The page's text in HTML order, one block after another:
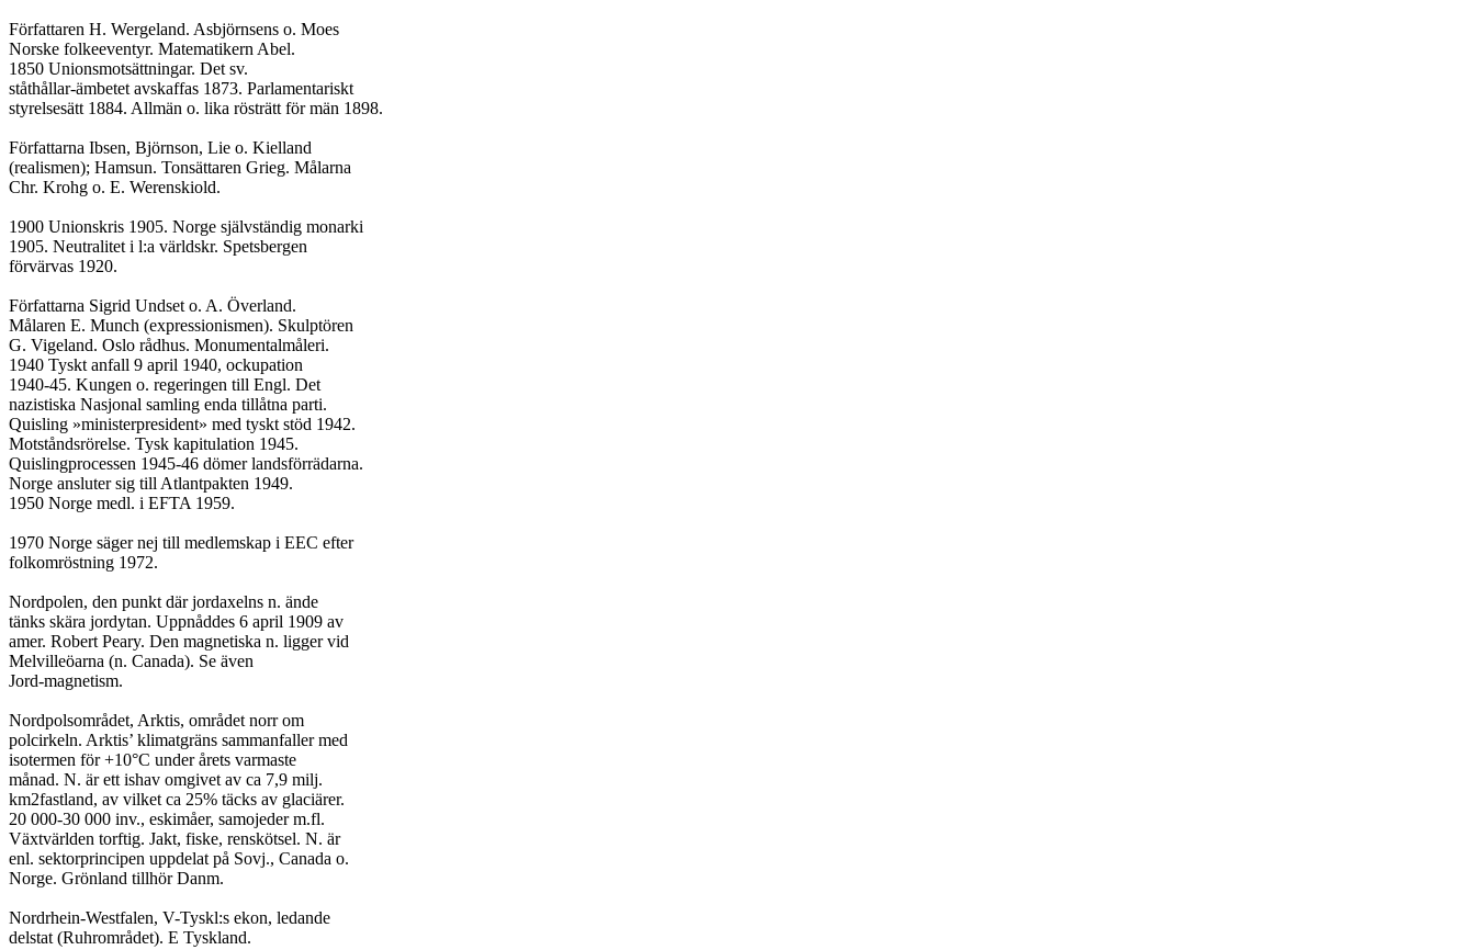
Författaren H. Wergeland. Asbjörnsens o. Moes
Norske folkeeventyr. Matematikern Abel.
1850 Unionsmotsättningar. Det sv.
ståthållar-ämbetet avskaffas 1873. Parlamentariskt
styrelsesätt 1884. Allmän o. lika rösträtt för män 1898.
Författarna Ibsen, Björnson, Lie o. Kielland
(realismen); Hamsun. Tonsättaren Grieg. Målarna
Chr. Krohg o. E. Werenskiold.
1900 Unionskris 1905. Norge självständig monarki
1905. Neutralitet i l:a världskr. Spetsbergen
förvärvas 1920.
Författarna Sigrid Undset o. A. Överland.
Målaren E. Munch (expressionismen). Skulptören
G. Vigeland. Oslo rådhus. Monumentalmåleri.
1940 Tyskt anfall 9 april 1940, ockupation
1940-45. Kungen o. regeringen till Engl. Det
nazistiska Nasjonal samling enda tillåtna parti.
Quisling »ministerpresident» med tyskt stöd 1942.
Motståndsrörelse. Tysk kapitulation 1945.
Quislingprocessen 1945-46 dömer landsförrädarna.
Norge ansluter sig till Atlantpakten 1949.
1950 Norge medl. i EFTA 1959.
1970 Norge säger nej till medlemskap i EEC efter
folkomröstning 1972.
Nordpolen, den punkt där jordaxelns n. ände
tänks skära jordytan. Uppnåddes 6 april 1909 av
amer. Robert Peary. Den magnetiska n. ligger vid
Melvilleöarna (n. Canada). Se även
Jord-magnetism.
Nordpolsområdet, Arktis, området norr om
polcirkeln. Arktis’ klimatgräns sammanfaller med
isotermen för +10°C under årets varmaste
månad. N. är ett ishav omgivet av ca 7,9 milj.
km2fastland, av vilket ca 25% täcks av glaciärer.
20 000-30 000 inv., eskimåer, samojeder m.fl.
Växtvärlden torftig. Jakt, fiske, renskötsel. N. är
enl. sektorprincipen uppdelat på Sovj., Canada o.
Norge. Grönland tillhör Danm.
Nordrhein-Westfalen, V-Tyskl:s ekon, ledande
delstat (Ruhrområdet). E Tyskland.